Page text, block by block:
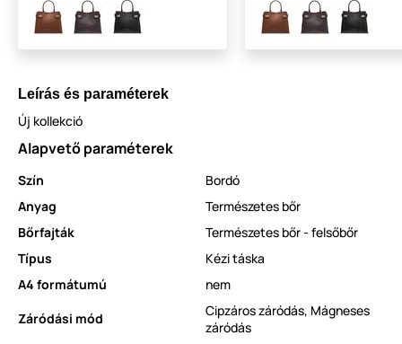
Leírás és paraméterek
Új kollekció
Alapvető paraméterek
Szín
Bordó
Anyag
Természetes bőr
Bőrfajták
Természetes bőr - felsőbőr
Típus
Kézi táska
A4 formátumú
nem
Záródási mód
Cipzáros záródás, Mágneses
záródás